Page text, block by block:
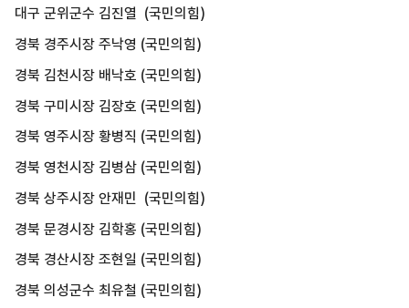
대구 군위군수 김진열 (국민의힘)
경북 경주시장 주낙영 (국민의힘)
경북 김천시장 배낙호 (국민의힘)
경북 구미시장 김장호 (국민의힘)
경북 영주시장 황병직 (국민의힘)
경북 영천시장 김병삼 (국민의힘)
경북 상주시장 안재민 (국민의힘)
경북 문경시장 김학홍 (국민의힘)
경북 경산시장 조현일 (국민의힘)
경북 의성군수 최유철 (국민의힘)